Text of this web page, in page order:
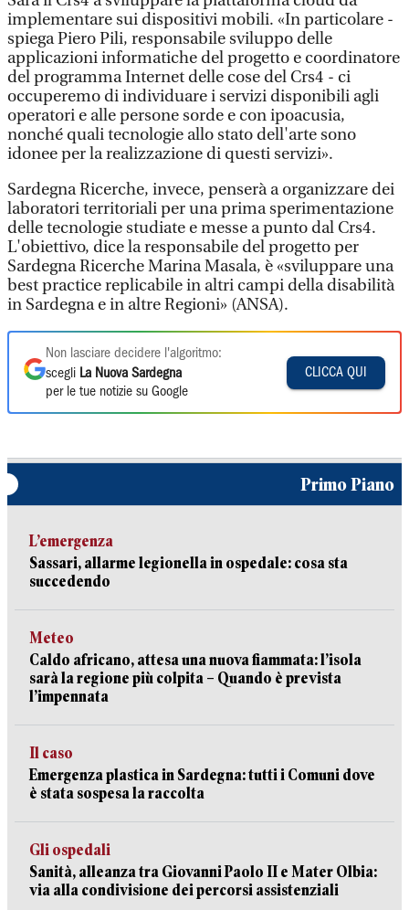
implementare sui dispositivi mobili. «In particolare -
spiega Piero Pili, responsabile sviluppo delle
applicazioni informatiche del progetto e coordinatore
del programma Internet delle cose del Crs4 - ci
occuperemo di individuare i servizi disponibili agli
operatori e alle persone sorde e con ipoacusia,
nonché quali tecnologie allo stato dell'arte sono
idonee per la realizzazione di questi servizi».
Sardegna Ricerche, invece, penserà a organizzare dei
laboratori territoriali per una prima sperimentazione
delle tecnologie studiate e messe a punto dal Crs4.
L'obiettivo, dice la responsabile del progetto per
Sardegna Ricerche Marina Masala, è «sviluppare una
best practice replicabile in altri campi della disabilità
in Sardegna e in altre Regioni» (ANSA).
Non lasciare decidere l'algoritmo:
scegli La Nuova Sardegna
per le tue notizie su Google
CLICCA QUI
Primo Piano
L’emergenza
Sassari, allarme legionella in ospedale: cosa sta
succedendo
Meteo
Caldo africano, attesa una nuova fiammata: l’isola
sarà la regione più colpita – Quando è prevista
l’impennata
Il caso
Emergenza plastica in Sardegna: tutti i Comuni dove
è stata sospesa la raccolta
Gli ospedali
Sanità, alleanza tra Giovanni Paolo II e Mater Olbia:
via alla condivisione dei percorsi assistenziali